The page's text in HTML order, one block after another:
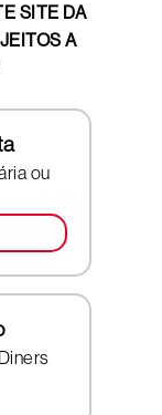
SITE DA
A
ou